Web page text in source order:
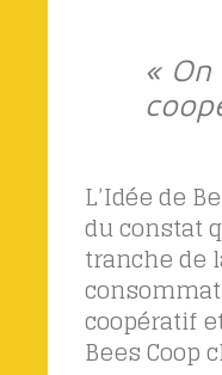
«
L’Idée de
du constat
tranche de
coopératif
Bees Coop